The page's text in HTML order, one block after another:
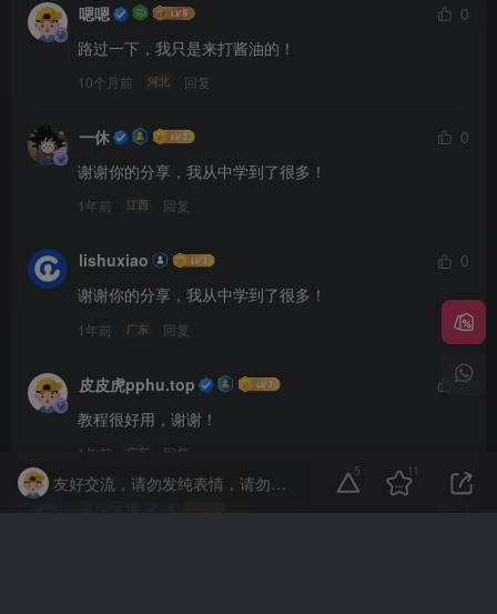
嗯嗯
0
路过一下，我只是来打酱油的！
10个月前 河北 回复
一休
0
谢谢你的分享，我从中学到了很多！
1年前 江西 回复
lishuxiao
0
谢谢你的分享，我从中学到了很多！
1年前 广东 回复
皮皮虎pphu.top
0
教程很好用，谢谢！
1年前 广东 回复
友好交流，请勿发纯表情，请勿灌水，违者封号喔
5 11